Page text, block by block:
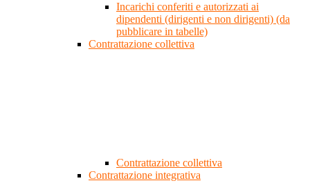
Incarichi conferiti e autorizzati ai
dipendenti (dirigenti e non dirigenti) (da
pubblicare in tabelle)
Contrattazione collettiva
Contrattazione collettiva
Contrattazione integrativa